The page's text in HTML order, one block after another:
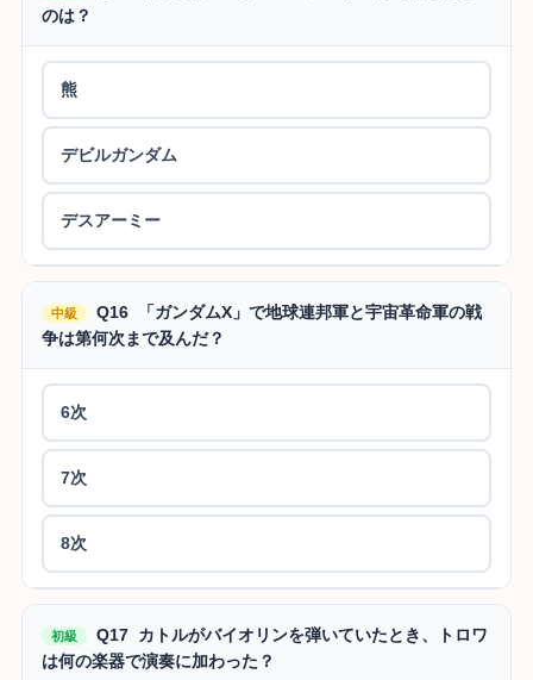
のは？
熊
デビルガンダム
デスアーミー
中級
Q16 「ガンダムX」で地球連邦軍と宇宙革命軍の戦
争は第何次まで及んだ？
6次
7次
8次
初級
Q17 カトルがバイオリンを弾いていたとき、トロワ
は何の楽器で演奏に加わった？